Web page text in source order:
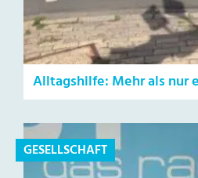
Alltagshilfe: Mehr als nur
GESELLSCHAFT